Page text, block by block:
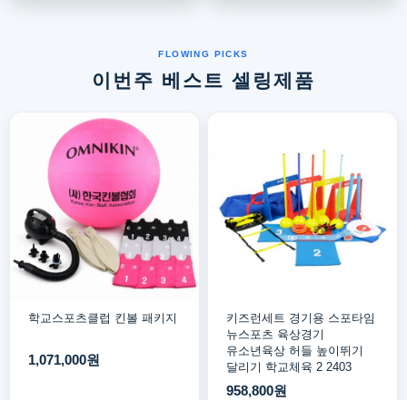
이번주 베스트 셀링제품
학교스포츠클럽 킨볼 패키지
1,071,000원
키즈런세트 경기용 스포타임
뉴스포츠 육상경기
유소년육상 허들 높이뛰기
달리기 학교체육 2 2403
958,800원